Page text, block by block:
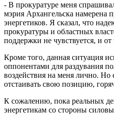
- В прокуратуре меня
мэрия Архангельска намерена
энергетиков. Я сказал, что
прокуратуры и областных
поддержки не чувствуется, и
Кроме того, данная ситуация
оппонентами для раздувания
воздействия на меня лично.
отстаивать свою позицию,
К сожалению, пока реальных
энергетикам со стороны